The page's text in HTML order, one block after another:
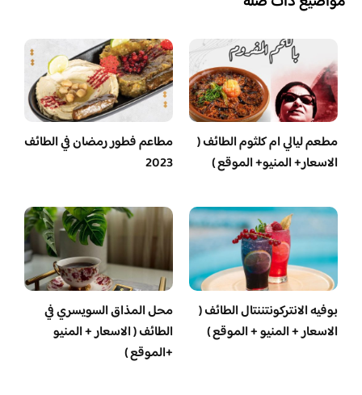
مطعم ليالي ام كلثوم الطائف (
الاسعار+ المنيو+ الموقع )
مطاعم فطور رمضان في الطائف
2023
بوفيه الانتركونتننتال الطائف (
الاسعار + المنيو + الموقع )
محل المذاق السويسري في
الطائف ( الاسعار + المنيو
+الموقع )